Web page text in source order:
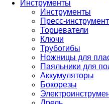
Инструменты
Инструменты
Пресс-
Торцеватели
Ключи
Трубогибы
Ножницы для
Паяльники для
Аккумуляторы
Бокорезы